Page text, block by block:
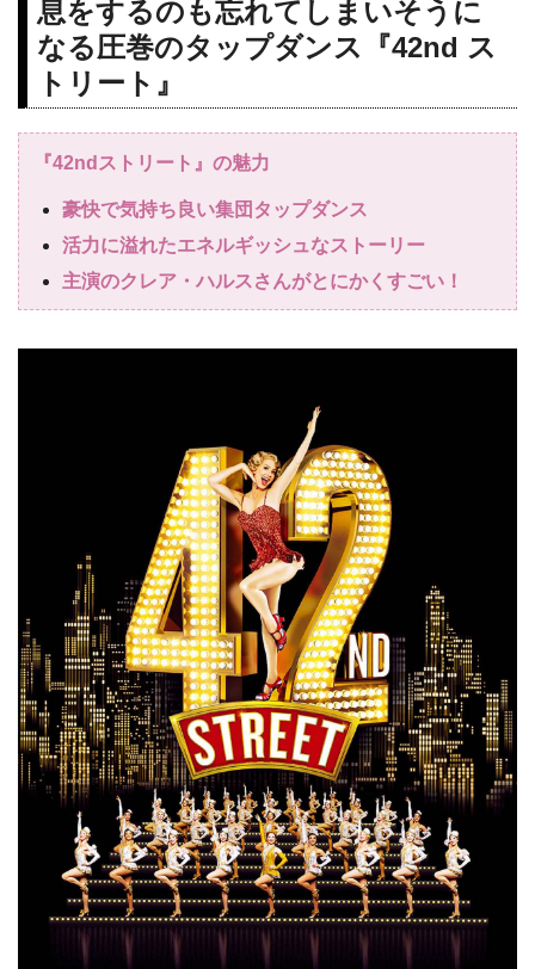
息をするのも忘れてしまいそうに
なる圧巻のタップダンス『42nd ス
トリート』
『42ndストリート』の魅力
豪快で気持ち良い集団タップダンス
活力に溢れたエネルギッシュなストーリー
主演のクレア・ハルスさんがとにかくすごい！